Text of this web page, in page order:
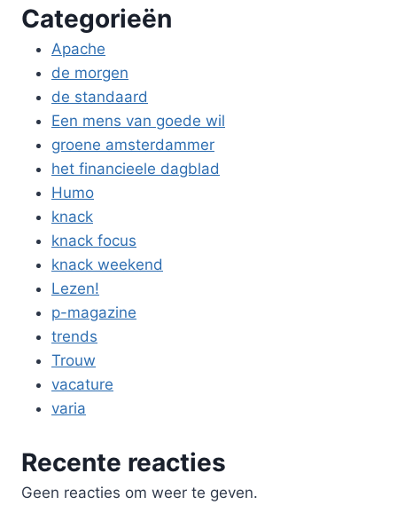
Categorieën
Apache
de morgen
de standaard
Een mens van goede wil
groene amsterdammer
het financieele dagblad
Humo
knack
knack focus
knack weekend
Lezen!
p-magazine
trends
Trouw
vacature
varia
Recente reacties
Geen reacties om weer te geven.